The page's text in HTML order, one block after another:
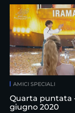
AMICI SPECIALI
Quarta puntata –
giugno 2020